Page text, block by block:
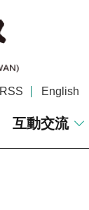
RSS English
互動交流